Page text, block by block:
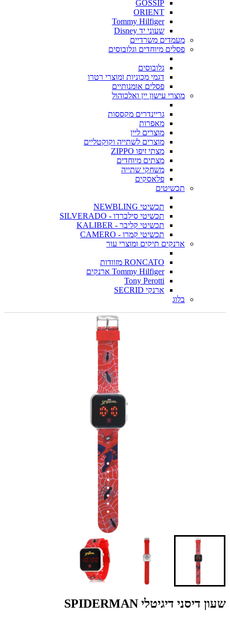
GOSSIP
ORIENT
Tommy Hilfiger
שעוני יד Disney
מעמדים משרדיים
פסלים מיוחדים וגלובוסים
גלובוסים
דגמי מכוניות ומוצרי רטרו
פסלים אומנותיים
מוצרי עישון יין ואלכוהול
גריינדרים מקססות
מאפרות
מוצרים ליין
מוצרים לשתייה וקוקטליים
מצתי זיפו ZIPPO
מצתים מיוחדים
משחקי שתייה
פלאסקים
תכשיטים
תכשיטי NEWBLING
תכשיטי סילברדו - SILVERADO
תכשיטי קליבר - KALIBER
תכשיטי קמרו - CAMERO
ארנקים תיקים ומוצרי עור
RONCATO מזוודות
Tommy Hilfiger ארנקים
Tony Perotti
ארנקי SECRID
בלוג
שעון דיסני דיגיטלי SPIDERMAN